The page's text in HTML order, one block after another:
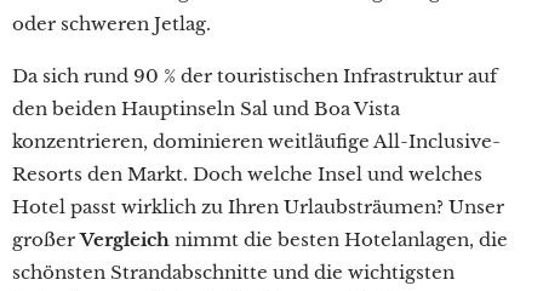
oder schweren Jetlag.
Da sich rund 90 % der touristischen Infrastruktur auf
den beiden Hauptinseln Sal und Boa Vista
konzentrieren, dominieren weitläufige All-Inclusive-
Resorts den Markt. Doch welche Insel und welches
Hotel passt wirklich zu Ihren Urlaubsträumen? Unser
großerVergleich nimmt die besten Hotelanlagen, die
schönsten Strandabschnitte und die wichtigsten